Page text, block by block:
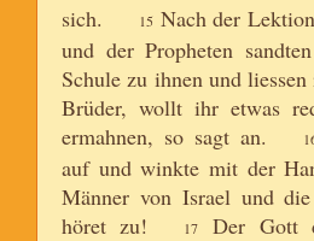
sich.
15 Nach der
und der Propheten
Schule zu ihnen und
Brüder, wollt ihr etwas
ermahnen, so sagt an.
auf und winkte mit der
Männer von Israel und
höret zu!
17
Der Gott